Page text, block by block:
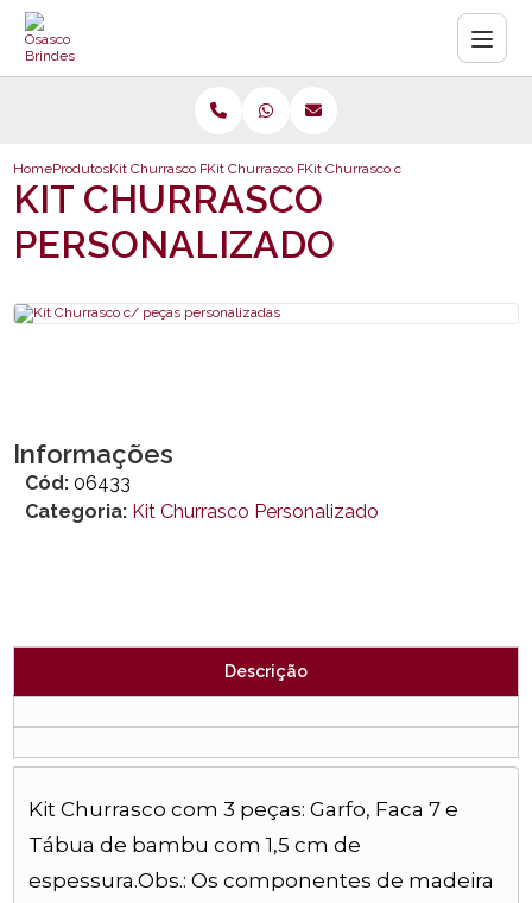
HomeProdutosKit Churrasco PersonalizadoKit Churrasco Personalizado
Kit Churrasco c/ peças
KIT CHURRASCO
PERSONALIZADO
Informações
Cód: 06433
Categoria: Kit Churrasco Personalizado
Descrição
Kit Churrasco com 3 peças: Garfo, Faca 7 e
Tábua de bambu com 1,5 cm de
espessura.Obs.: Os componentes de madeira